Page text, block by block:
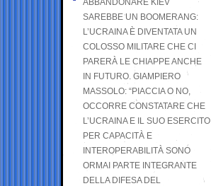
ABBANDONARE KIEV
SAREBBE UN BOOMERANG:
L’UCRAINA È DIVENTATA UN
COLOSSO MILITARE CHE CI
PARERÀ LE CHIAPPE ANCHE
IN FUTURO. GIAMPIERO
MASSOLO: “PIACCIA O NO,
OCCORRE CONSTATARE CHE
L’UCRAINA E IL SUO ESERCITO
PER CAPACITÀ E
INTEROPERABILITÀ SONO
ORMAI PARTE INTEGRANTE
DELLA DIFESA DEL